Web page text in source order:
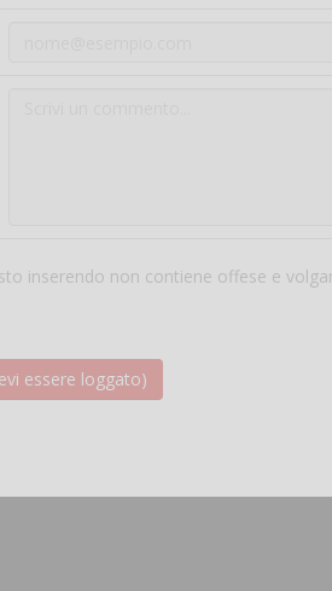
inserendo non contiene offese e